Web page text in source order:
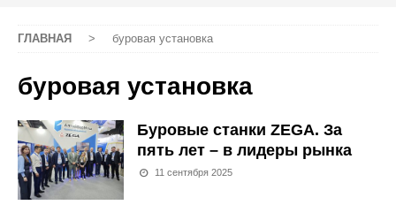
ГЛАВНАЯ > буровая установка
буровая установка
Буровые станки ZEGA. За
пять лет – в лидеры рынка
11 сентября 2025